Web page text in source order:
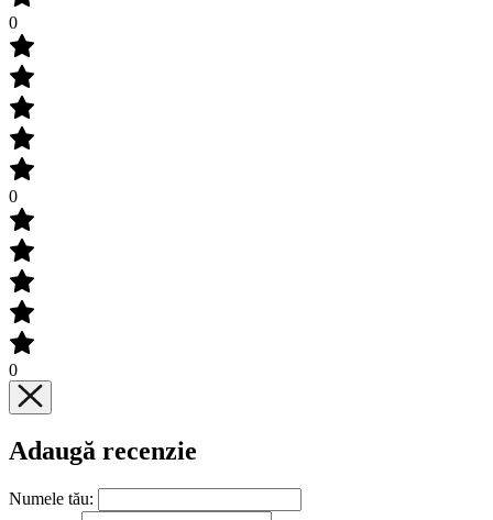
0
0
0
Adaugă recenzie
Numele tău: